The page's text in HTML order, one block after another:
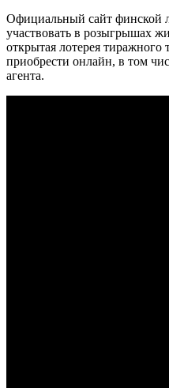
Официальный сайт финской
участвовать в розыгрышах
открытая лотерея
приобрести онлайн, в том
агента.